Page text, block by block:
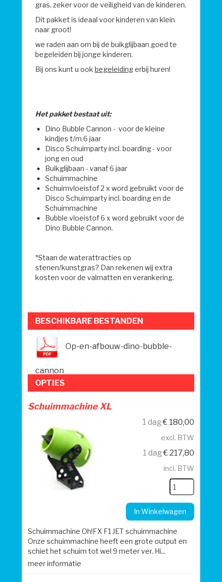
gras, zeker voor de veiligheid van de kinderen.
Dit pakket is ideaal voor kinderen van klein
naar groot!
we raden aan om bij de buikglijbaan goed te
begeleiden bij jonge kinderen.
Bij ons kunt u ook begeleidingerbij huren!
Het pakket bestaat uit:
Dino Bubble Cannon - voor de kleine
kindjes t/m 6 jaar
Disco Schuimparty incl. boarding - voor
jong en oud
Buikglijbaan - vanaf 6 jaar
Schuimmachine
Schuimvloeistof 2 x word gebruikt voor de
Disco Schuimparty incl. boarding en de
Schuimmachine
Bubble vloeistof 6 x word gebruikt voor de
Dino Bubble Cannon.
*Staan de waterattracties op
stenen/kunstgras? Dan rekenen wij extra
kosten voor de valmatten en verankering.
BESCHIKBARE BESTANDEN
Op-en-afbouw-dino-bubble-
cannon
OPTIES
Schuimmachine XL
1 dag€ 180,00
excl. BTW
1 dag€ 217,80
incl. BTW
In Winkelwagen
Schuimmachine Oh!FX F1 JET schuimmachine
Onze schuimmachine heeft een grote output en
schiet het schuim tot wel 9 meter ver. Hi...
meer informatie